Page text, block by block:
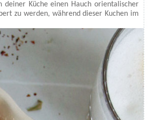
Küche einen Hauch orientalischer
zu werden, während dieser Kuchen im